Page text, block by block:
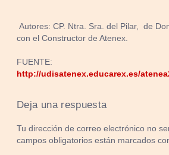
Autores: CP. Ntra. Sra. del Pilar, de
con el Constructor de Atenex.
FUENTE:
http://udisatenex.educarex.es/
Deja una respuesta
Tu dirección de correo electrónico no
campos obligatorios están marcados